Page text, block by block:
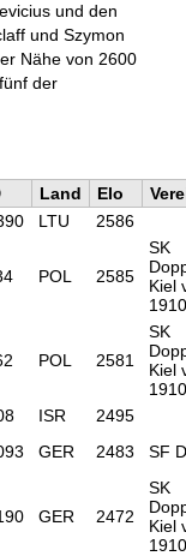
und den
und Szymon
Nähe von 2600
der
Land Elo
LTU 2586
POL 2585
SK
Kiel
POL 2581
SK
Kiel
ISR
2495
GER 2483 SF
GER 2472
SK
Kiel